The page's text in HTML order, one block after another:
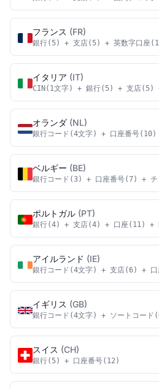
フランス (FR)
銀行(5) + 支店(5) + 英数字口座
イタリア (IT)
CIN(1文字) + 銀行(5) + 支店(5)
オランダ (NL)
銀行コード(4文字) + 口座番号(10)
ベルギー (BE)
銀行コード(3) + 口座番号(7) + チ
ポルトガル (PT)
銀行(4) + 支店(4) + 口座(11) +
アイルランド (IE)
銀行コード(4文字) + 支店(6) +
イギリス (GB)
銀行コード(4文字) + ソートコー
スイス (CH)
銀行(5) + 口座番号(12)